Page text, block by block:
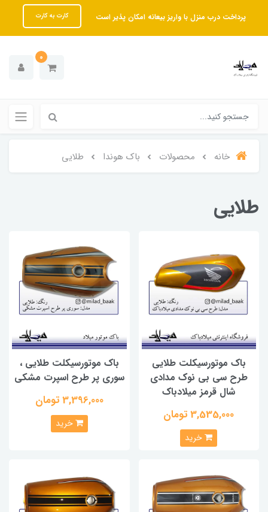
پرداخت درب منزل با واریز بیعانه امکان پذیر است کارت به کارت
0
خانه محصولات باک هوندا طلایی
طلایی
باک موتورسیکلت طلایی
طرح سی بی نوک مدادی
شال قرمز میلادباک
3,535,000 تومان
خرید
باک موتورسیکلت طلایی ،
سوری پر طرح اسپرت مشکی
3,396,000 تومان
خرید